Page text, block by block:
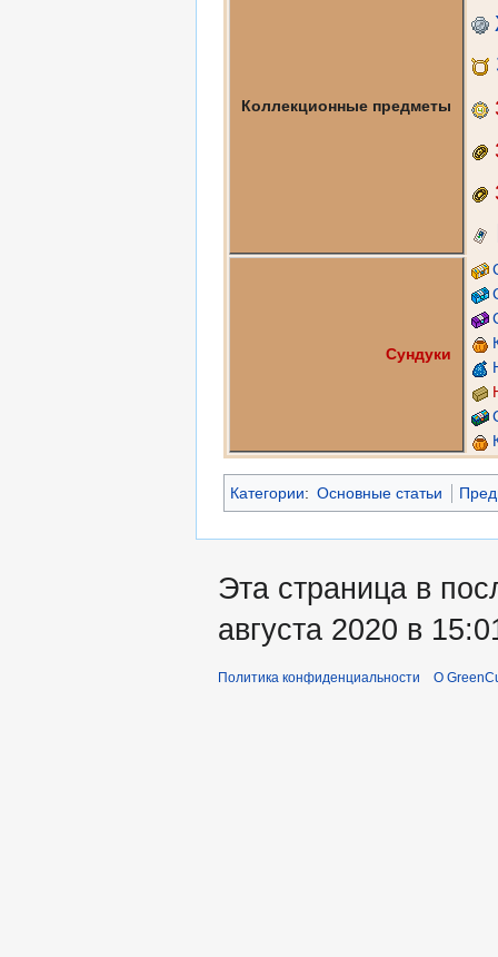
Коллекционные предметы
Сундуки
Категории: Основные статьи
Эта страница в
августа 2020 в
Политика конфиденциальности О